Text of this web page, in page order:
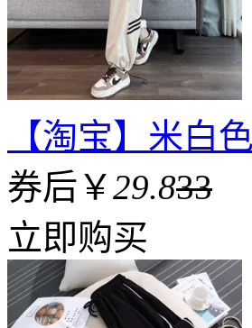
【淘宝】米白
券后￥29.833
立即购买